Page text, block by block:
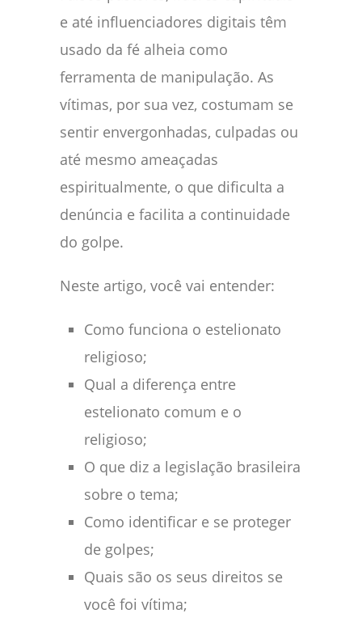
e até influenciadores digitais têm
usado da fé alheia como
ferramenta de manipulação. As
vítimas, por sua vez, costumam se
sentir envergonhadas, culpadas ou
até mesmo ameaçadas
espiritualmente, o que dificulta a
denúncia e facilita a continuidade
do golpe.
Neste artigo, você vai entender:
Como funciona o estelionato
religioso;
Qual a diferença entre
estelionato comum e o
religioso;
O que diz a legislação brasileira
sobre o tema;
Como identificar e se proteger
de golpes;
Quais são os seus direitos se
você foi vítima;